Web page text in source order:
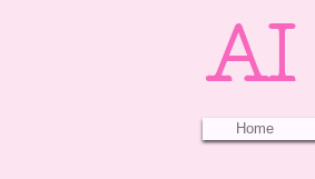
AI
Home